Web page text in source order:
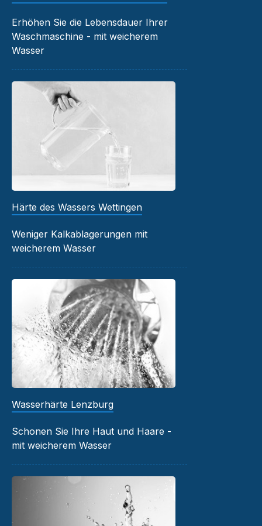
Erhöhen Sie die Lebensdauer Ihrer
Waschmaschine - mit weicherem
Wasser
Härte des Wassers Wettingen
Weniger Kalkablagerungen mit
weicherem Wasser
Wasserhärte Lenzburg
Schonen Sie Ihre Haut und Haare -
mit weicherem Wasser